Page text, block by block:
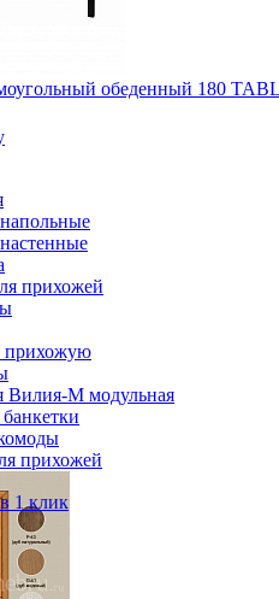
обеденный 180
прихожей
прихожую
Вилия-М модульная
прихожей
1 клик